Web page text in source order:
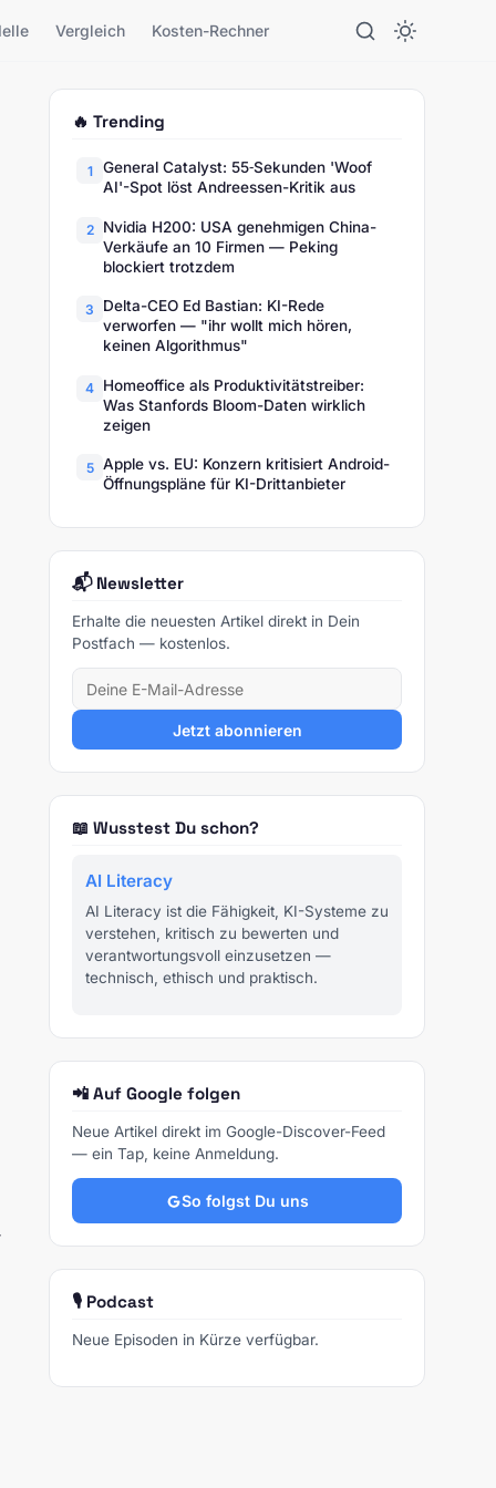
Vergleich Kosten-Rechner
🔥 Trending
1
General Catalyst: 55‑Sekunden 'Woof
AI'-Spot löst Andreessen-Kritik aus
2
Nvidia H200: USA genehmigen China-
Verkäufe an 10 Firmen — Peking
blockiert trotzdem
3
Delta-CEO Ed Bastian: KI-Rede
verworfen — "ihr wollt mich hören,
keinen Algorithmus"
4 Homeoffice als Produktivitätstreiber:
Was Stanfords Bloom-Daten wirklich
zeigen
5 Apple vs. EU: Konzern kritisiert Android-
Öffnungspläne für KI-Drittanbieter
📬 Newsletter
Erhalte die neuesten Artikel direkt in Dein
Postfach — kostenlos.
Jetzt abonnieren
📖 Wusstest Du schon?
AI Literacy
AI Literacy ist die Fähigkeit, KI-Systeme zu
verstehen, kritisch zu bewerten und
verantwortungsvoll einzusetzen —
technisch, ethisch und praktisch.
📲 Auf Google folgen
Neue Artikel direkt im Google-Discover-Feed
— ein Tap, keine Anmeldung.
So folgst Du uns
🎙️ Podcast
Neue Episoden in Kürze verfügbar.